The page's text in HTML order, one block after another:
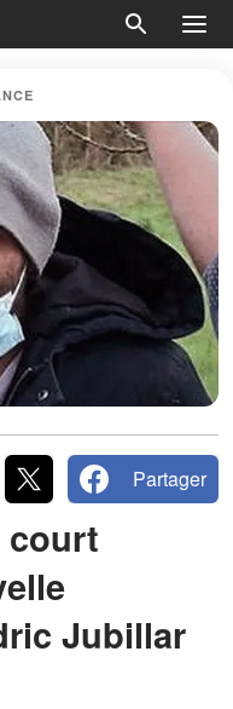
Partager
court
Jubillar